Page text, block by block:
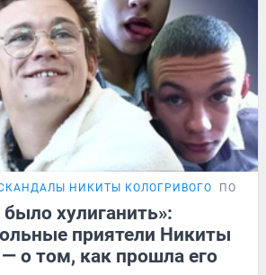
НИКИТЫ КОЛОГРИВОГО
было хулиганить»:
приятели Никиты
о том, как прошла его